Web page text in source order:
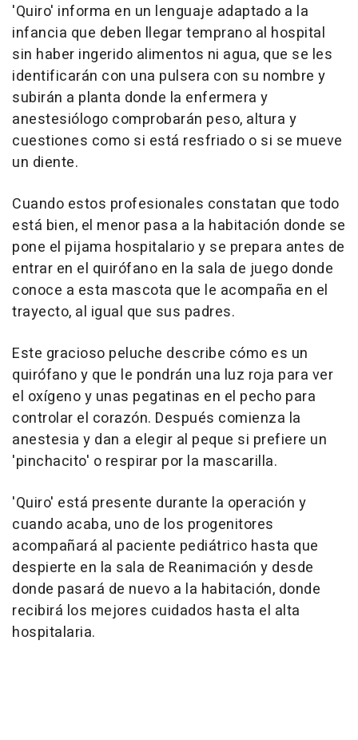
'Quiro' informa en un lenguaje adaptado a la
infancia que deben llegar temprano al hospital
sin haber ingerido alimentos ni agua, que se les
identificarán con una pulsera con su nombre y
subirán a planta donde la enfermera y
anestesiólogo comprobarán peso, altura y
cuestiones como si está resfriado o si se mueve
un diente.
Cuando estos profesionales constatan que todo
está bien, el menor pasa a la habitación donde se
pone el pijama hospitalario y se prepara antes de
entrar en el quirófano en la sala de juego donde
conoce a esta mascota que le acompaña en el
trayecto, al igual que sus padres.
Este gracioso peluche describe cómo es un
quirófano y que le pondrán una luz roja para ver
el oxígeno y unas pegatinas en el pecho para
controlar el corazón. Después comienza la
anestesia y dan a elegir al peque si prefiere un
'pinchacito' o respirar por la mascarilla.
'Quiro' está presente durante la operación y
cuando acaba, uno de los progenitores
acompañará al paciente pediátrico hasta que
despierte en la sala de Reanimación y desde
donde pasará de nuevo a la habitación, donde
recibirá los mejores cuidados hasta el alta
hospitalaria.